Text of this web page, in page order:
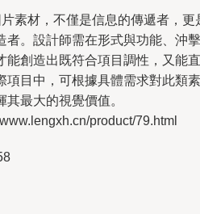
素材，不僅是信息的傳遞者，更
者。設計師需在形式與功能、沖擊
能創造出既符合項目調性，又能直
項目中，可根據具體需求對此類素
最大的視覺價值。
product/79.html